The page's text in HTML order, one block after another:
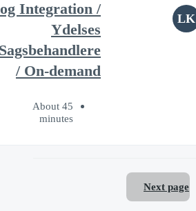
LK
og Integration /
Ydelses
/ On-demand
About 45
minutes
Next page